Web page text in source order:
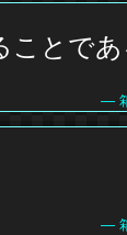
とであ
—
—